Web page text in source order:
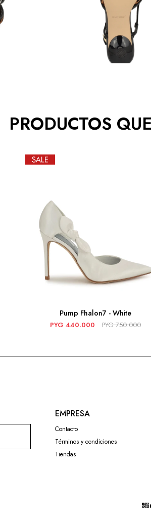
PRODUCTOS
Pump Fhalon7 - White
PYG 440.000 PYG 750.000
EMPRESA
Contacto
Términos y condiciones
Tiendas